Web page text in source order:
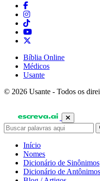
Bíblia Online
Médicos
Usante
© 2026 Usante - Todos os
Início
Nomes
Dicionário de Sinônimos
Dicionário de Antônimos